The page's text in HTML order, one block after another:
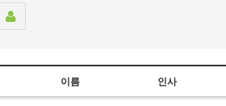
이름 인사